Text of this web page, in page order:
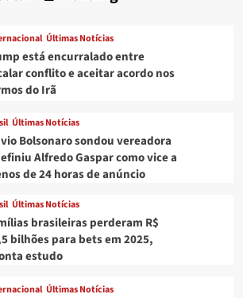
Últimas Notícias
está encurralado entre
conflito e aceitar acordo nos
do Irã
Últimas Notícias
Bolsonaro sondou vereadora
Alfredo Gaspar como vice a
de 24 horas de anúncio
Últimas Notícias
brasileiras perderam R$
bilhões para bets em 2025,
estudo
Últimas Notícias